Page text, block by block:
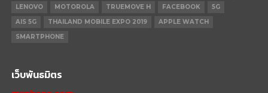
LENOVO
MOTOROLA TRUEMOVE H FACEBOOK
5G
AIS 5G
THAILAND MOBILE EXPO 2019
APPLE WATCH
SMARTPHONE
เว็บพันธมิตร